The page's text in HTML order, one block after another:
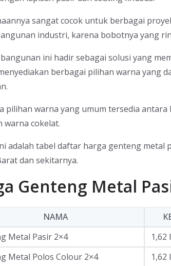
sangat cocok untuk berbagai
industri, karena bobotnya yang
ini hadir sebagai solusi yang
berbagai pilihan warna yang
pilihan warna yang umum tersedia
warna cokelat.
adalah tabel daftar harga genteng metal
dan sekitarnya.
Genteng Metal
NAMA
Metal Pasir 2×4
1,62
Metal Polos Colour 2×4
1,62